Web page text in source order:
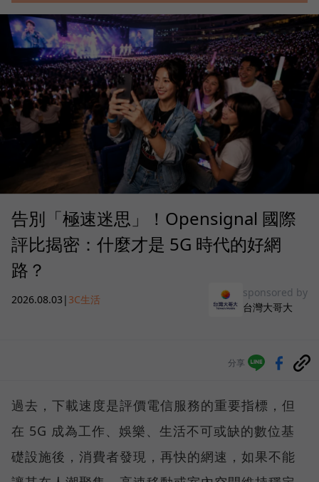
告別「極速迷思」！Opensignal 國際
評比揭密：什麼才是 5G 時代的好網
路？
2026.08.03 | 3C生活
sponsored by
台灣大哥大
分享
過去，下載速度是評價電信服務的重要指標，但
在 5G 成為工作、娛樂、生活不可或缺的數位基
礎設施後，消費者發現，再快的網速，如果不能